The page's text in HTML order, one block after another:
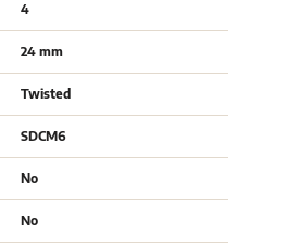
4
24 mm
Twisted
SDCM6
No
No